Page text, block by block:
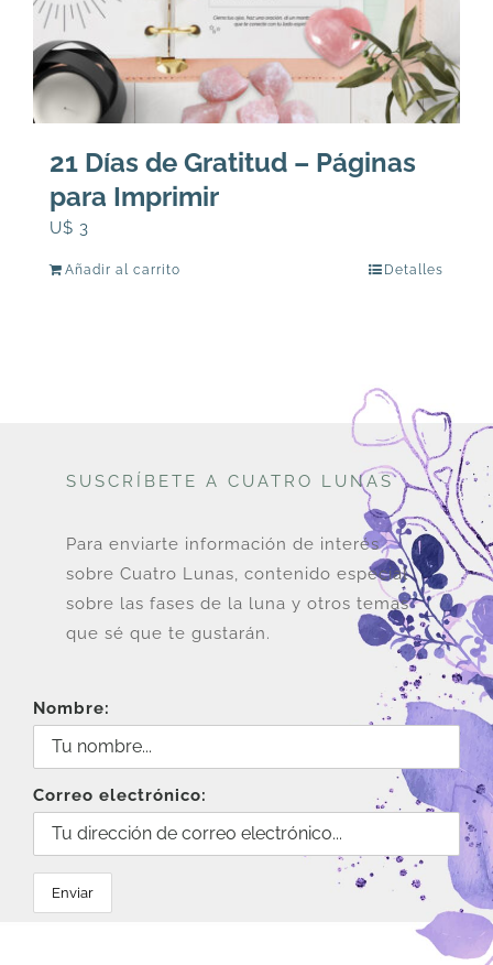
21 Días de Gratitud – Páginas
para Imprimir
U$ 3
Añadir al carrito Detalles
SUSCRÍBETE A CUATRO LUNAS
Para enviarte información de interés
sobre Cuatro Lunas, contenido especial
sobre las fases de la luna y otros temas
que sé que te gustarán.
Nombre:
Correo electrónico: